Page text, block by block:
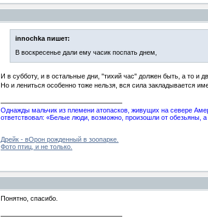
innochka пишет:
В воскресенье дали ему часик поспать днем,
И в субботу, и в остальные дни, "тихий час" должен быть, а то и
Но и лениться особенно тоже нельзя, вся сила закладывается
Однажды мальчик из племени атопасков, живущих на севере
ответствовал: «Белые люди, возможно, произошли от обезьяны,
Дрейк - вОрон рожденный в зоопарке.
Фото птиц, и не только.
Понятно, спасибо.